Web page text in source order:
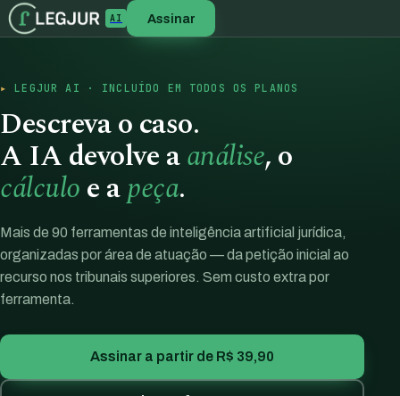
AI Assinar
LEGJUR AI · INCLUÍDO EM TODOS OS PLANOS
Descreva o caso.
A IA devolve aanálise, o
cálculoe apeça.
Mais de 90 ferramentas de inteligência artificial jurídica,
organizadas por área de atuação — da petição inicial ao
recurso nos tribunais superiores. Sem custo extra por
ferramenta.
Assinar a partir de R$ 39,90